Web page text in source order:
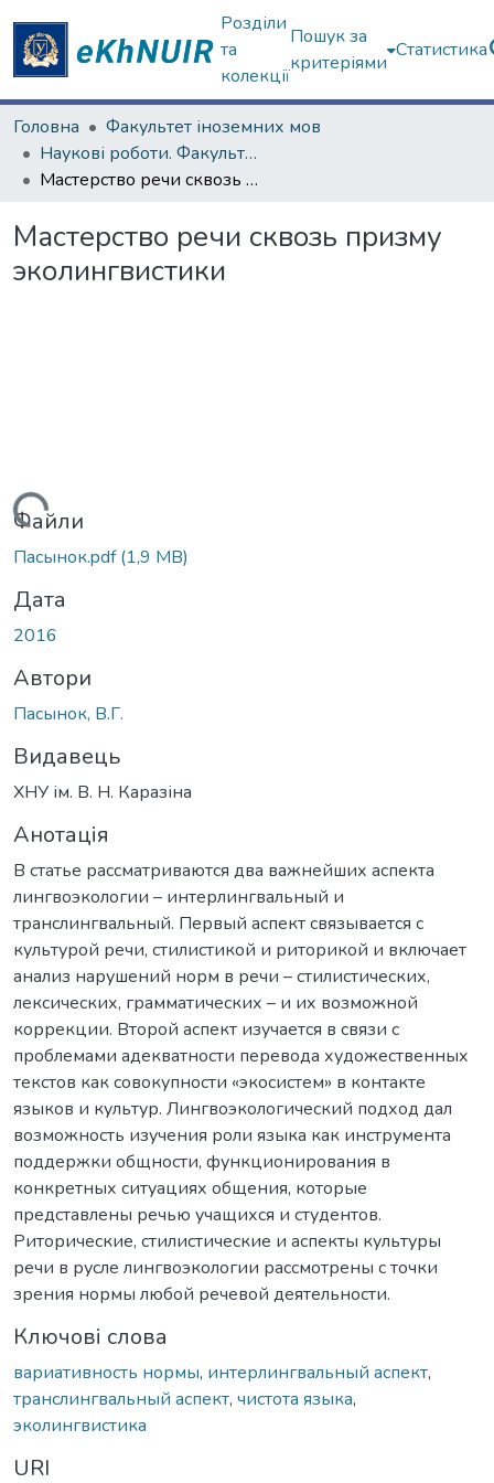
Розділи
та
колекції
Пошук за
критеріями
Статистика
Головна
Факультет іноземних мов
Наукові роботи. Факультет іноземних мов
Мастерство речи сквозь призму эколингвистики
Мастерство речи сквозь призму
эколингвистики
Файли
Пасынок.pdf(1,9 MB)
Дата
2016
Автори
Пасынок, В.Г.
Видавець
ХНУ ім. В. Н. Каразіна
Анотація
В статье рассматриваются два важнейших аспекта
лингвоэкологии – интерлингвальный и
транслингвальный. Первый аспект связывается с
культурой речи, стилистикой и риторикой и включает
анализ нарушений норм в речи – стилистических,
лексических, грамматических – и их возможной
коррекции. Второй аспект изучается в связи с
проблемами адекватности перевода художественных
текстов как совокупности «экосистем» в контакте
языков и культур. Лингвоэкологический подход дал
возможность изучения роли языка как инструмента
поддержки общности, функционирования в
конкретных ситуациях общения, которые
представлены речью учащихся и студентов.
Риторические, стилистические и аспекты культуры
речи в русле лингвоэкологии рассмотрены с точки
зрения нормы любой речевой деятельности.
Ключові слова
вариативность нормы, интерлингвальный аспект,
транслингвальный аспект, чистота языка,
эколингвистика
URI